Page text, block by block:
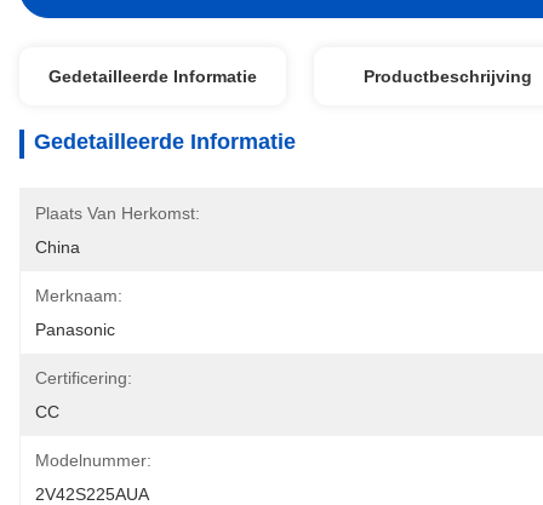
Gedetailleerde Informatie Productbeschrijving
Gedetailleerde Informatie
Plaats Van Herkomst:
China
Merknaam:
Panasonic
Certificering:
CC
Modelnummer:
2V42S225AUA